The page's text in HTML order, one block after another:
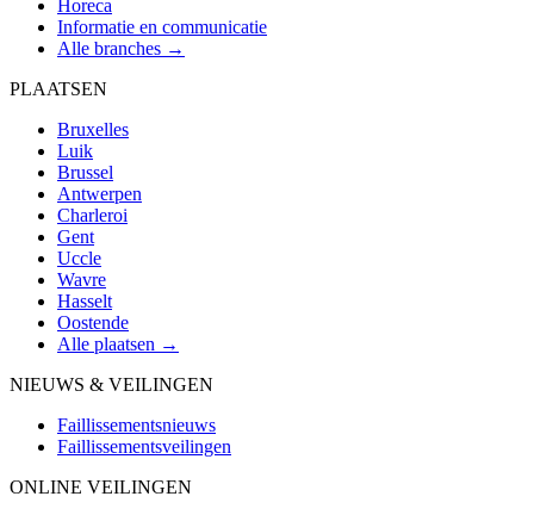
Horeca
Informatie en communicatie
Alle branches →
PLAATSEN
Bruxelles
Luik
Brussel
Antwerpen
Charleroi
Gent
Uccle
Wavre
Hasselt
Oostende
Alle plaatsen →
NIEUWS & VEILINGEN
Faillissementsnieuws
Faillissementsveilingen
ONLINE VEILINGEN